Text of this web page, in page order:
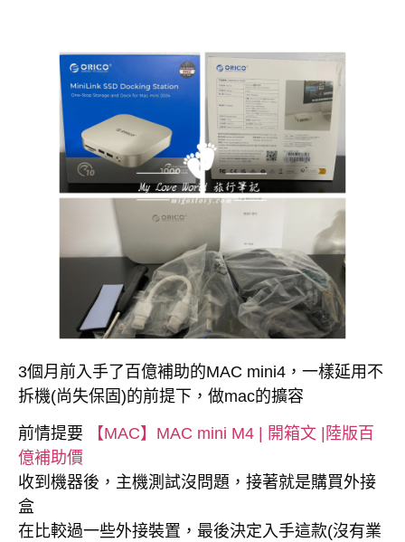
3個月前入手了百億補助的MAC mini4，一樣延用不
拆機(尚失保固)的前提下，做mac的擴容
前情提要
【MAC】MAC mini M4 | 開箱文 |陸版百
億補助價
收到機器後，主機測試沒問題，接著就是購買外接
盒
在比較過一些外接裝置，最後決定入手這款(沒有業